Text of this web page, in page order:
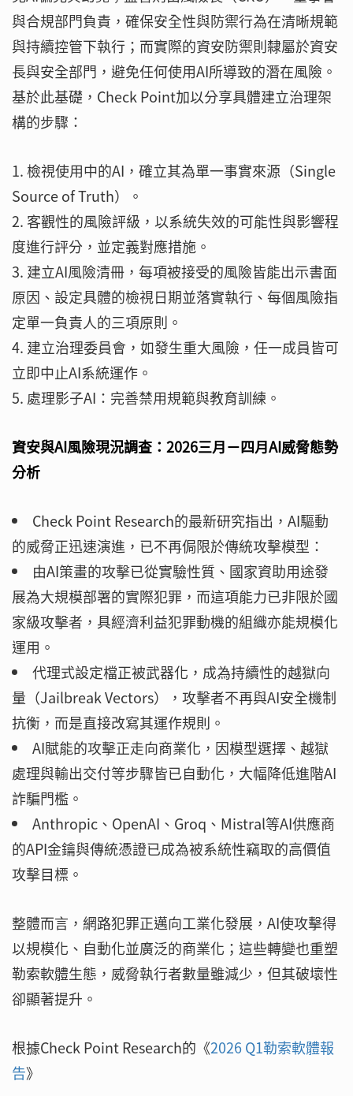
與合規部門負責，確保安全性與防禦行為在清晰規範
與持續控管下執行；而實際的資安防禦則隸屬於資安
長與安全部門，避免任何使用AI所導致的潛在風險。
基於此基礎，Check Point加以分享具體建立治理架
構的步驟：
檢視使用中的AI，確立其為單一事實來源（Single
Source of Truth）。
客觀性的風險評級，以系統失效的可能性與影響程
度進行評分，並定義對應措施。
建立AI風險清冊，每項被接受的風險皆能出示書面
原因、設定具體的檢視日期並落實執行、每個風險指
定單一負責人的三項原則。
建立治理委員會，如發生重大風險，任一成員皆可
立即中止AI系統運作。
處理影子AI：完善禁用規範與教育訓練。
資安與AI風險現況調查：2026三月－四月AI威脅態勢
分析
Check Point Research的最新研究指出，AI驅動
的威脅正迅速演進，已不再侷限於傳統攻擊模型：
由AI策畫的攻擊已從實驗性質、國家資助用途發
展為大規模部署的實際犯罪，而這項能力已非限於國
家級攻擊者，具經濟利益犯罪動機的組織亦能規模化
運用。
代理式設定檔正被武器化，成為持續性的越獄向
量（Jailbreak Vectors），攻擊者不再與AI安全機制
抗衡，而是直接改寫其運作規則。
AI賦能的攻擊正走向商業化，因模型選擇、越獄
處理與輸出交付等步驟皆已自動化，大幅降低進階AI
詐騙門檻。
Anthropic、OpenAI、Groq、Mistral等AI供應商
的API金鑰與傳統憑證已成為被系統性竊取的高價值
攻擊目標。
整體而言，網路犯罪正邁向工業化發展，AI使攻擊得
以規模化、自動化並廣泛的商業化；這些轉變也重塑
勒索軟體生態，威脅執行者數量雖減少，但其破壞性
卻顯著提升。
根據Check Point Research的《2026 Q1勒索軟體報
告》